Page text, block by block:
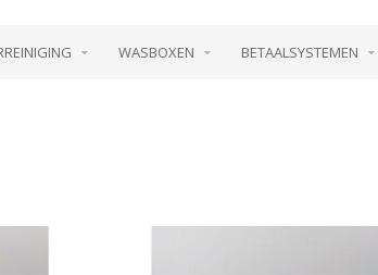
WASBOXEN BETAALSYSTEMEN